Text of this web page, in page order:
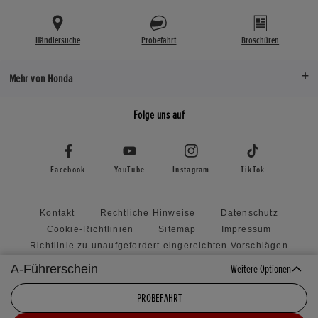
A-Führerschein Weitere Optionen
PROBEFAHRT
Nachlauf (in mm)
Felge vorne
3,5 x 17
Felge hinten
Tempomat
809
Nachlauf (in
Felge vorne
3,5 x 17
Felge hinten
Tempomat
Händlersuche Probefahrt Broschüren
Mehr von Honda
Folge uns auf
Facebook YouTube Instagram TikTok
Kontakt Rechtliche Hinweise
Datenschutz
Cookie-Richtlinien
Sitemap
Impressum
Richtlinie zu unaufgefordert eingereichten Vorschlägen
Honda RoadSync Connected Services and Products